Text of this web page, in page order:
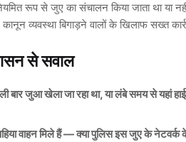
रूप से जुए का संचालन किया जाता था या
व्यवस्था बिगाड़ने वालों के खिलाफ सख्त
से सवाल
बार जुआ खेला जा रहा था, या लंबे समय से यहां
वाहन मिले हैं — क्या पुलिस इस जुए के